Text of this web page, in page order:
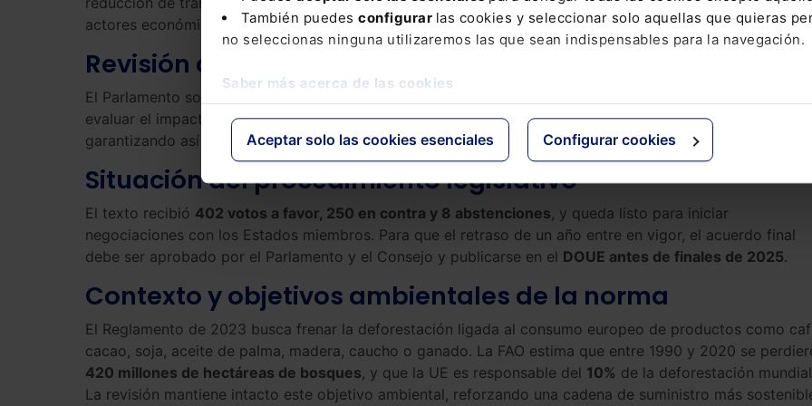
También puedes configurar las cookies y seleccionar solo aquellas que quieras
no seleccionas ninguna utilizaremos las que sean indispensables para la navegación.
Saber más acerca de las cookies
Aceptar solo las cookies esenciales Configurar cookies
actores económicos.
Revisión administrativa prevista en 2026
El Parlamento solicita realizar una revisión de simplificación
evaluar el impacto de la norma, su carga administrativa y la eficacia de los ajustes introducidos,
garantizando así que el Reglamento sea aplicable sin generar obstáculos innecesarios.
Situación del procedimiento legislativo
El texto recibió 402 votos a favor, 250 en contra y 8 abstenciones, y queda listo para iniciar
negociaciones con los Estados miembros. Para que el retraso de un año entre en vigor, el acuerdo final
debe ser aprobado por el Parlamento y el Consejo y publicarse en el DOUE antes de finales de 2025.
Contexto y objetivos ambientales de la norma
El Reglamento de 2023 busca frenar la deforestación ligada al consumo europeo de productos como
cacao, soja, aceite de palma, madera, caucho o ganado. La FAO estima que entre 1990 y 2020 se
420 millones de hectáreas de bosques, y que la UE es responsable del 10% de la deforestación
La revisión mantiene intacto este objetivo ambiental, reforzando una cadena de suministro más